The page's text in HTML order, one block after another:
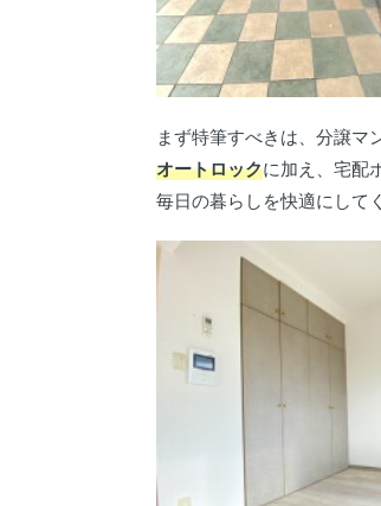
まず特筆すべきは、分譲マ
オートロックに加え、宅配
毎日の暮らしを快適にして